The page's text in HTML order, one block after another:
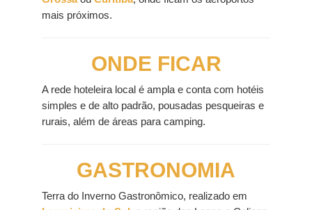
mais próximos.
ONDE FICAR
A rede hoteleira local é ampla e conta com hotéis
simples e de alto padrão, pousadas pesqueiras e
rurais, além de áreas para camping.
GASTRONOMIA
Terra do Inverno Gastronômico, realizado em